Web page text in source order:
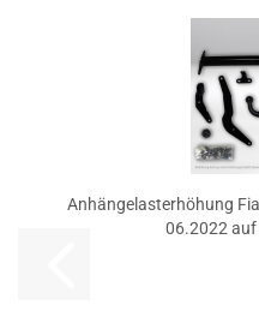
Anhängelasterhöhung
06.2022 auf